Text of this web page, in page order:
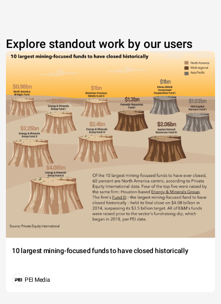
Explore standout work by our users
10 largest mining-focused funds to have closed historically
PEI Media